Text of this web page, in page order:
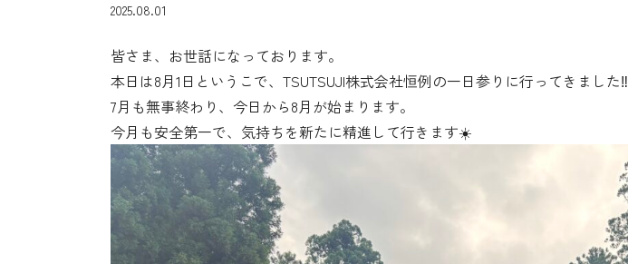
2025.08.01
皆さま、お世話になっております。
本日は8月1日というこで、TSUTSUJI株式会社恒例の一日参りに行ってきました‼️
7月も無事終わり、今日から8月が始まります。
今月も安全第一で、気持ちを新たに精進して行きます☀️